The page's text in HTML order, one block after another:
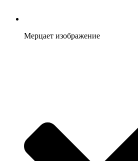
Мерцает изображение